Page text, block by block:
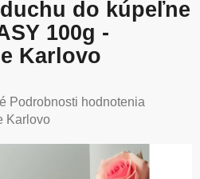
do kúpeľne
100g -
Karlovo
Podrobnosti hodnotenia
Karlovo